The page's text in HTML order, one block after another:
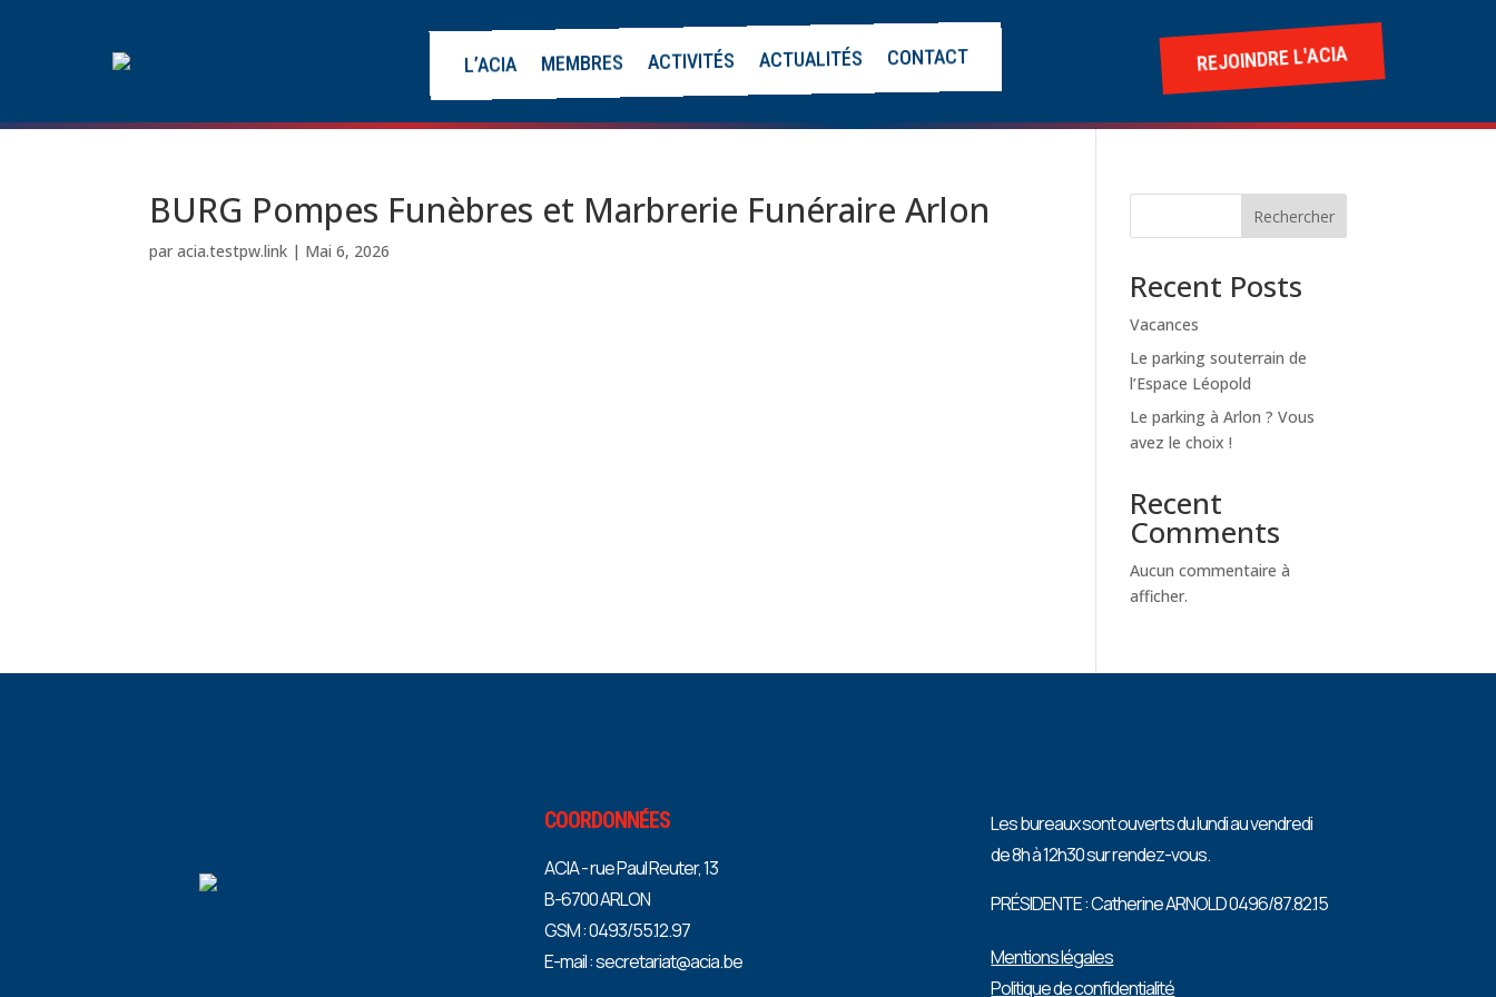
L’ACIA MEMBRES ACTIVITÉS ACTUALITÉS CONTACT REJOINDRE L'ACIA
BURG Pompes Funèbres et Marbrerie Funéraire Arlon
paracia.testpw.link | Mai 6, 2026
Rechercher
Recent Posts
Vacances
Le parking souterrain de
l’Espace Léopold
Le parking à Arlon ? Vous
avez le choix !
Recent
Comments
Aucun commentaire à
afficher.
COORDONNÉES
ACIA - rue Paul Reuter, 13
B-6700 ARLON
GSM : 0493/55.12.97
E-mail : secretariat@acia.be
Les bureaux sont ouverts du lundi au vendredi
de 8h à 12h30 sur rendez-vous.
PRÉSIDENTE : Catherine ARNOLD 0496/87.82.15
Mentions légales
Politique de confidentialité